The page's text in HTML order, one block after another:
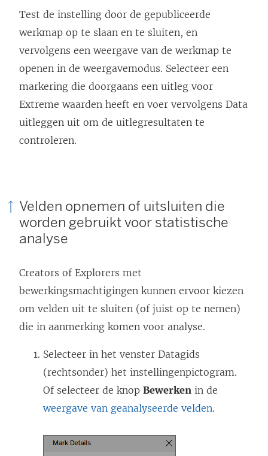
Test de instelling door de gepubliceerde
werkmap op te slaan en te sluiten, en
vervolgens een weergave van de werkmap te
openen in de weergavemodus. Selecteer een
markering die doorgaans een uitleg voor
Extreme waarden heeft en voer vervolgens Data
uitleggen uit om de uitlegresultaten te
controleren.
Velden opnemen of uitsluiten die
worden gebruikt voor statistische
analyse
Creators of Explorers met
bewerkingsmachtigingen kunnen ervoor kiezen
om velden uit te sluiten (of juist op te nemen)
die in aanmerking komen voor analyse.
Selecteer in het venster Datagids
(rechtsonder) het instellingenpictogram.
Of selecteer de knop Bewerken in de
weergave van geanalyseerde velden.